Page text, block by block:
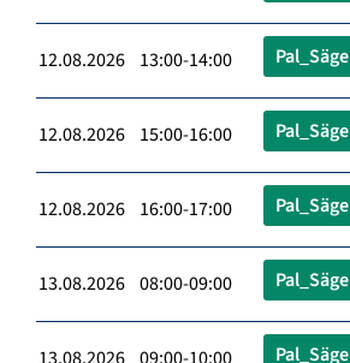
12.08.2026 13:00-14:00 Pal_Säge
12.08.2026 15:00-16:00 Pal_Säge
12.08.2026 16:00-17:00 Pal_Säge
13.08.2026 08:00-09:00 Pal_Säge
Pal_Säge